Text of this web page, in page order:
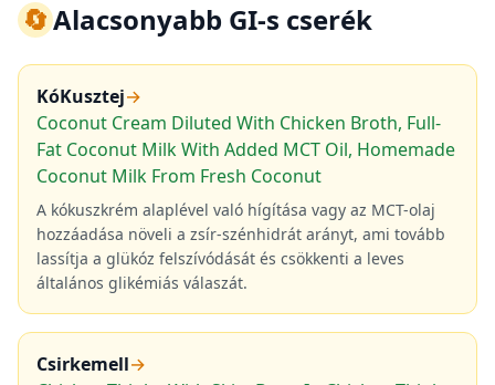
🔄Alacsonyabb GI-s cserék
KóKusztej→
Coconut Cream Diluted With Chicken Broth, Full-
Fat Coconut Milk With Added MCT Oil, Homemade
Coconut Milk From Fresh Coconut
A kókuszkrém alaplével való hígítása vagy az MCT-olaj
hozzáadása növeli a zsír-szénhidrát arányt, ami tovább
lassítja a glükóz felszívódását és csökkenti a leves
általános glikémiás válaszát.
Csirkemell→